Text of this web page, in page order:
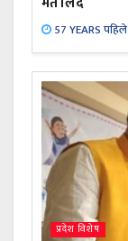
57 YEARS पहिले
प्रदेश विशेष